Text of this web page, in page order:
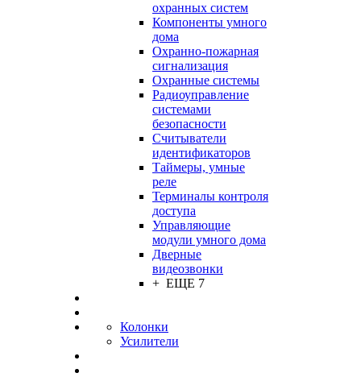
охранных систем
Компоненты умного
дома
Охранно-пожарная
сигнализация
Охранные системы
Радиоуправление
системами
безопасности
Считыватели
идентификаторов
Таймеры, умные
реле
Терминалы контроля
доступа
Управляющие
модули умного дома
Дверные
видеозвонки
+ ЕЩЕ 7
Колонки
Усилители